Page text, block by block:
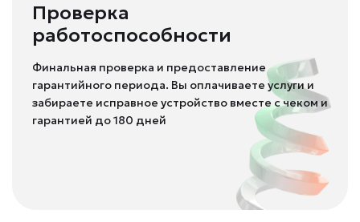
Проверка
работоспособности
Финальная проверка и предоставление
гарантийного периода. Вы оплачиваете услуги и
забираете исправное устройство вместе с чеком и
гарантией до 180 дней